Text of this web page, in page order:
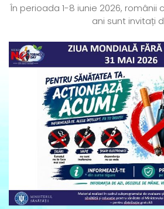
În perioada 1-8 iunie 2026, românii
ani sunt invitați